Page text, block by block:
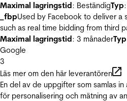
Maximal lagringstid: BeständigTyp
_fbpUsed by Facebook to deliver
such as real time bidding from third
Maximal lagringstid: 3 månaderTyp
Google
3
Läs mer om den här leverantören
En del av de uppgifter som samlas
för personalisering och mätning av